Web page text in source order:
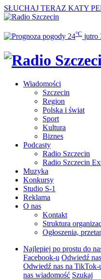
SŁUCHAJ TERAZ KATY
24°C jutro
Wiadomości
Szczecin
Region
Polska i świat
Sport
Kultura
Biznes
Podcasty
Radio Szczecin
Radio Szczecin
Muzyka
Konkursy
Studio S-1
Reklama
O nas
Kontakt
Struktura
Ogłoszenia,
Najlepiej po prostu do
Facebook-u Odwiedź
Odwiedź nas na TikTok-
nas wiadomość Szukaj